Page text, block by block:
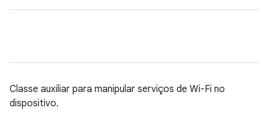
Classe auxiliar para manipular serviços de Wi-Fi no
dispositivo.